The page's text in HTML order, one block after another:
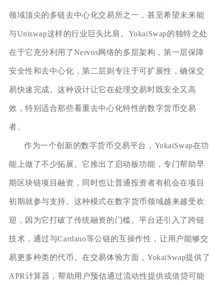
领域顶尖的多链去中心化交易所之一，甚至希望未来能
与Uniswap这样的行业巨头比肩。YokaiSwap的独特之处
在于它充分利用了Nervos网络的多层架构，第一层保障
安全性和去中心化，第二层则专注于可扩展性，确保交
易快速完成。这种设计让它在处理交易时既安全又高
效，特别适合那些看重去中心化特性的数字货币交易
者。
作为一个创新的数字货币交易平台，YokaiSwap在功
能上做了不少拓展。它推出了启动板功能，专门帮助早
期区块链项目融资，同时也让普通投资者有机会在项目
初期就参与支持。这种模式在数字货币领域越来越受欢
迎，因为它打破了传统融资的门槛。平台还引入了跨链
技术，通过与Cardano等公链的互操作性，让用户能够交
易更多种类的代币。在交易体验方面，YokaiSwap提供了
APR计算器，帮助用户预估通过流动性提供或借贷可能